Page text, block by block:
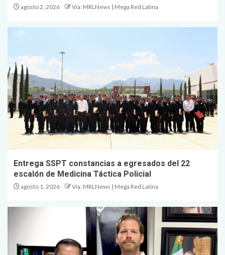
agosto 2, 2026 Vía: MRLNews | Mega Red Latina
Entrega SSPT constancias a egresados del 22
escalón de Medicina Táctica Policial
agosto 1, 2026 Vía: MRLNews | Mega Red Latina